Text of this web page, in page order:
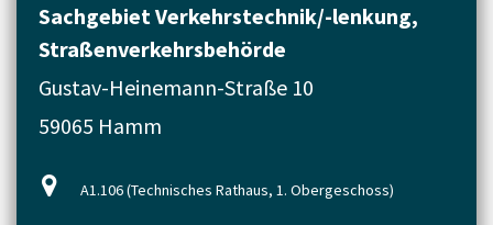
Sachgebiet Verkehrstechnik/-lenkung,
Straßenverkehrsbehörde
Gustav-Heinemann-Straße 10
59065 Hamm
A1.106 (Technisches Rathaus, 1. Obergeschoss)